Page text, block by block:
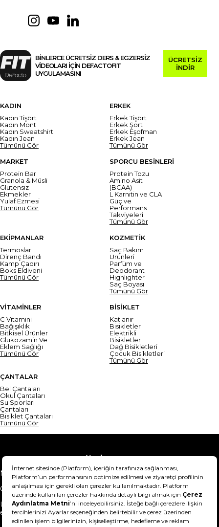
BİNLERCE ÜCRETSİZ DERS & EGZERSİZ
VİDEOLARI İÇİN DEFACTOFIT
UYGULAMASINI
ÜCRETSİZ
İNDİR
KADIN
Kadın Tişört
Kadın Mont
Kadın Sweatshirt
Kadın Jean
Tümünü Gör
ERKEK
Erkek Tişört
Erkek Şort
Erkek Eşofman
Erkek Jean
Tümünü Gör
MARKET
Protein Bar
Granola & Müsli
Glutensiz
Ekmekler
Yulaf Ezmesi
Tümünü Gör
SPORCU BESİNLERİ
Protein Tozu
Amino Asit
(BCAA)
L Karnitin ve CLA
Güç ve
Performans
Takviyeleri
Tümünü Gör
EKİPMANLAR
Termoslar
Direnç Bandı
Kamp Çadırı
Boks Eldiveni
Tümünü Gör
KOZMETİK
Saç Bakım
Ürünleri
Parfüm ve
Deodorant
Highlighter
Saç Boyası
Tümünü Gör
VİTAMİNLER
C Vitamini
Bağışıklık
Bitkisel Ürünler
Glukozamin Ve
Eklem Sağlığı
Tümünü Gör
BİSİKLET
Katlanır
Bisikletler
Elektrikli
Bisikletler
Dağ Bisikletleri
Çocuk Bisikletleri
Tümünü Gör
ÇANTALAR
Bel Çantaları
Okul Çantaları
Su Sporları
Çantaları
Bisiklet Çantaları
Tümünü Gör
Yardım
Mesafeli Satış Sözleşmesi
Teslimat Bilgisi
Gizlilik Sözleşmesi
Şartlar & Koşullar
Ürünümü nasıl iade
edebilirim?
Hakkımızda